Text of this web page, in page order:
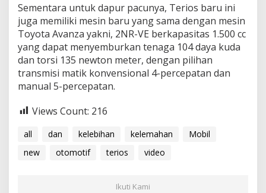
Sementara untuk dapur pacunya, Terios baru ini
juga memiliki mesin baru yang sama dengan mesin
Toyota Avanza yakni, 2NR-VE berkapasitas 1.500 cc
yang dapat menyemburkan tenaga 104 daya kuda
dan torsi 135 newton meter, dengan pilihan
transmisi matik konvensional 4-percepatan dan
manual 5-percepatan.
Views Count: 216
all dan kelebihan kelemahan
Mobil
new
otomotif terios video
Ikuti Kami